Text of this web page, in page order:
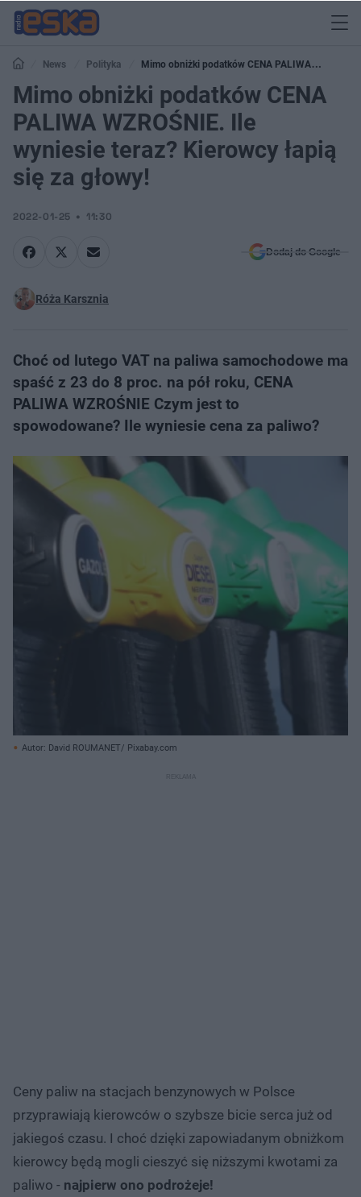
News Polityka
Mimo obniżki podatków CENA PALIWA
WZROŚNIE. Ile wyniesie teraz? Kierowcy łapią się za głowy!
Mimo obniżki podatków CENA
PALIWA WZROŚNIE. Ile
wyniesie teraz? Kierowcy łapią
się za głowy!
2022-01-25 11:30
Dodaj do Google
Róża Karsznia
Choć od lutego VAT na paliwa samochodowe ma
spaść z 23 do 8 proc. na pół roku, CENA
PALIWA WZROŚNIE Czym jest to
spowodowane? Ile wyniesie cena za paliwo?
Autor: David ROUMANET/ Pixabay.com
Ceny paliw na stacjach benzynowych w Polsce
przyprawiają kierowców o szybsze bicie serca już od
jakiegoś czasu. I choć dzięki zapowiadanym obniżkom
kierowcy będą mogli cieszyć się niższymi kwotami za
paliwo - najpierw ono podrożeje!